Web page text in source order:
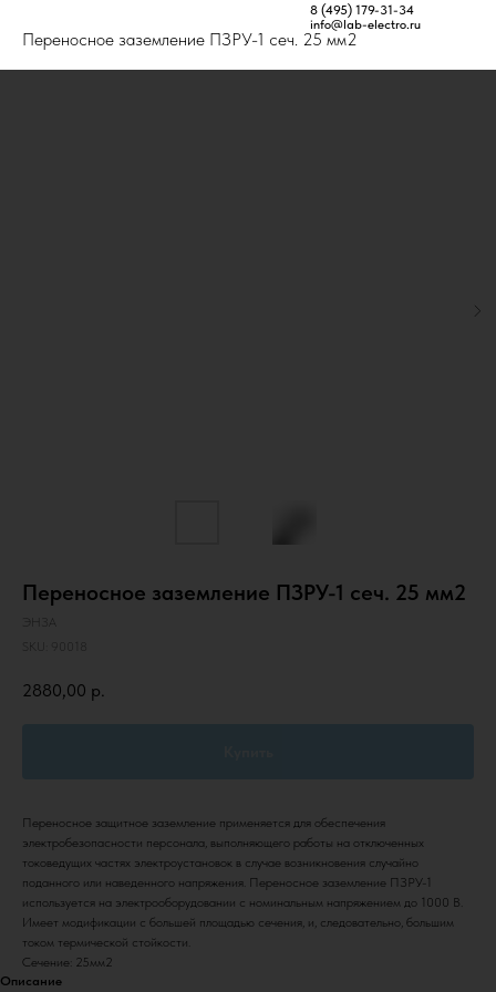
Переносные заземления
Переносное заземление ПЗРУ-1 сеч. 25 мм2
8 (495) 179-31-34
info@lab-electro.ru
Переносное заземление ПЗРУ-1 сеч. 25 мм2
ЭНЗА
SKU:
2880,00 р.
Переносное защитное заземление применяется для обеспечения
электробезопасности персонала, выполняющего работы на отключенных
токоведущих частях электроустановок в случае возникновения случайно
поданного или наведенного напряжения. Переносное заземление ПЗРУ-1
используется на электрооборудовании с номинальным напряжением до 1000 В.
Имеет модификации с большей площадью сечения, и, следовательно, большим
током термической стойкости.
Сечение: 25мм2
Описание